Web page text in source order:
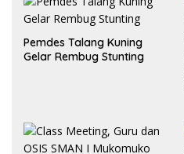
Pemdes Talang Kuning
Gelar Rembug Stunting